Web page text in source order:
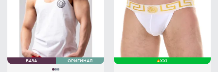
БАЗА ОРИГИНАЛ XXL